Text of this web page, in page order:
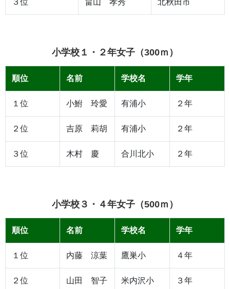
小学校１・２年女子（300ｍ）
順位 名前 学校名 学年
１位 小鮒 玲愛 有浦小 ２年
２位 吉原 莉胡 有浦小 ２年
３位 木村 慶 合川北小 ２年
小学校３・４年女子（500ｍ）
順位 名前 学校名 学年
１位 内藤 涼葉 鷹巣小 ４年
２位 山田 智子 米内沢小 ３年